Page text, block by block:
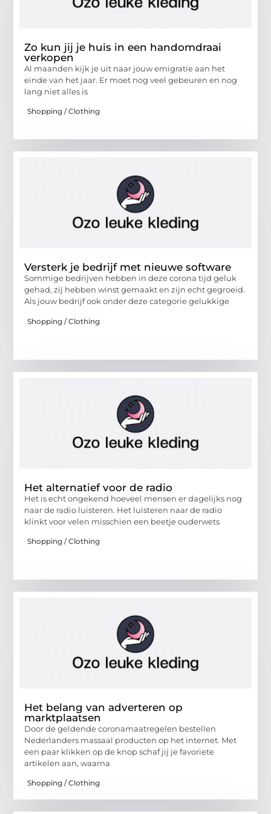
Zo kun jij je huis in een handomdraai
verkopen
Al maanden kijk je uit naar jouw emigratie aan het
einde van het jaar. Er moet nog veel gebeuren en nog
lang niet alles is
Shopping / Clothing
Versterk je bedrijf met nieuwe software
Sommige bedrijven hebben in deze corona tijd geluk
gehad, zij hebben winst gemaakt en zijn echt gegroeid.
Als jouw bedrijf ook onder deze categorie gelukkige
Shopping / Clothing
Het alternatief voor de radio
Het is echt ongekend hoeveel mensen er dagelijks nog
naar de radio luisteren. Het luisteren naar de radio
klinkt voor velen misschien een beetje ouderwets
Shopping / Clothing
Het belang van adverteren op
marktplaatsen
Door de geldende coronamaatregelen bestellen
Nederlanders massaal producten op het internet. Met
een paar klikken op de knop schaf jij je favoriete
artikelen aan, waarna
Shopping / Clothing